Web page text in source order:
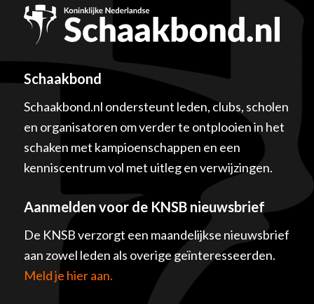
Schaakbond
Schaakbond.nl ondersteunt leden, clubs, scholen
en organisatoren om verder te ontplooien in het
schaken met kampioenschappen en een
kenniscentrum vol met uitleg en verwijzingen.
Aanmelden voor de KNSB nieuwsbrief
De KNSB verzorgt een maandelijkse nieuwsbrief
aan zowel leden als overige geïnteresseerden.
Meld je hier aan.